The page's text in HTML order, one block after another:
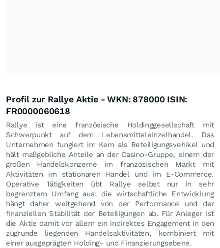
Profil zur Rallye Aktie - WKN: 878000 ISIN:
FR0000060618
Rallye ist eine französische Holdinggesellschaft mit
Schwerpunkt auf dem Lebensmitteleinzelhandel. Das
Unternehmen fungiert im Kern als Beteiligungsvehikel und
hält maßgebliche Anteile an der Casino-Gruppe, einem der
großen Handelskonzerne im französischen Markt mit
Aktivitäten im stationären Handel und im E-Commerce.
Operative Tätigkeiten übt Rallye selbst nur in sehr
begrenztem Umfang aus; die wirtschaftliche Entwicklung
hängt daher weitgehend von der Performance und der
finanziellen Stabilität der Beteiligungen ab. Für Anleger ist
die Aktie damit vor allem ein indirektes Engagement in den
zugrunde liegenden Handelsaktivitäten, kombiniert mit
einer ausgeprägten Holding- und Finanzierungsebene.